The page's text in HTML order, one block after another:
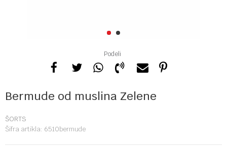
1 2
Podeli
Bermude od muslina Zelene
ŠORTS
Šifra artikla: 6510bermude